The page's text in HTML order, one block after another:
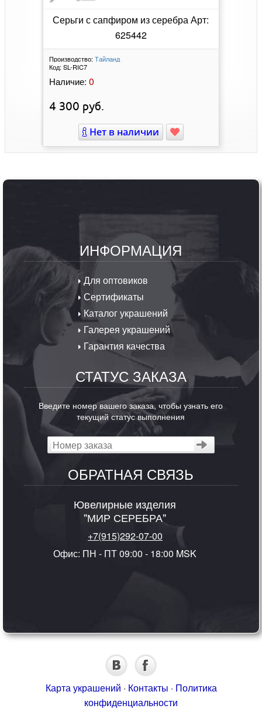
Серьги с сапфиром из серебра Арт:
625442
Производство: Тайланд
Код: SL-RIC7
Наличие: 0
4 300 руб.
Нет в наличии
ИНФОРМАЦИЯ
Для оптовиков
Сертификаты
Каталог украшений
Галерея украшений
Гарантия качества
СТАТУС ЗАКАЗА
Введите номер вашего заказа, чтобы узнать его
текущий статус выполнения
ОБРАТНАЯ СВЯЗЬ
Ювелирные изделия
"МИР СЕРЕБРА"
+7(915)292-07-00
Офис: ПН - ПТ 09:00 - 18:00 MSK
Карта украшений · Контакты · Политика
конфиденциальности